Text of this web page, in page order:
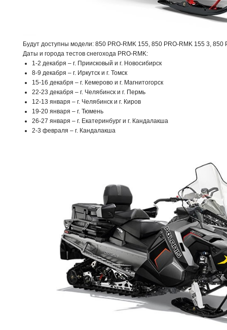
Будут доступны модели: 850 PRO-RMK 155, 850 PRO-RMK 155 3, 850
Даты и города тестов снегохода PRO-RMK:
1-2 декабря – г. Приисковый и г. Новосибирск
8-9 декабря – г. Иркутск и г. Томск
15-16 декабря – г. Кемерово и г. Магнитогорск
22-23 декабря – г. Челябинск и г. Пермь
12-13 января – г. Челябинск и г. Киров
19-20 января – г. Тюмень
26-27 января – г. Екатеринбург и г. Кандалакша
2-3 февраля – г. Кандалакша